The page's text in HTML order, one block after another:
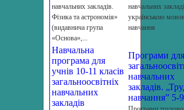
навчальних закладів.
Фізика та астрономія»
(видавнича група
«Основа»,...
навчальних
українською
навчання
Навчальна
програма для
учнів 10-11 класів
загальноосвітніх
навчальних
закладів
Програми для
навчальних
закладів.
навчання” 5-9